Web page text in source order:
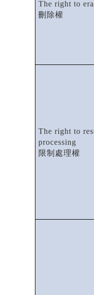
The right to
刪除權
The right to
processing
限制處理權